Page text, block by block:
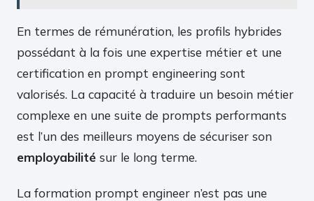
En termes de rémunération, les profils hybrides
possédant à la fois une expertise métier et une
certification en prompt engineering sont
valorisés. La capacité à traduire un besoin métier
complexe en une suite de prompts performants
est l’un des meilleurs moyens de sécuriser son
employabilité sur le long terme.
La formation prompt engineer n’est pas une